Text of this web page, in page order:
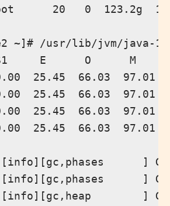
20   0  123.2g
~]# /usr/lib/jvm/java-
E      O      M
25.45  66.03  97.01
25.45  66.03  97.01
25.45  66.03  97.01
25.45  66.03  97.01
]
]
]